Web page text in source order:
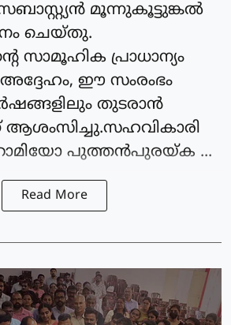
മൂന്നുകൂട്ടുങ്കൽ
ചെയ്തു.
സാമൂഹിക പ്രാധാന്യം
അദ്ദേഹം, ഈ സംരംഭം
തുടരാൻ
ആശംസിച്ചു.സഹവികാരി
പുത്തൻപുരയ്ക ...
Read More